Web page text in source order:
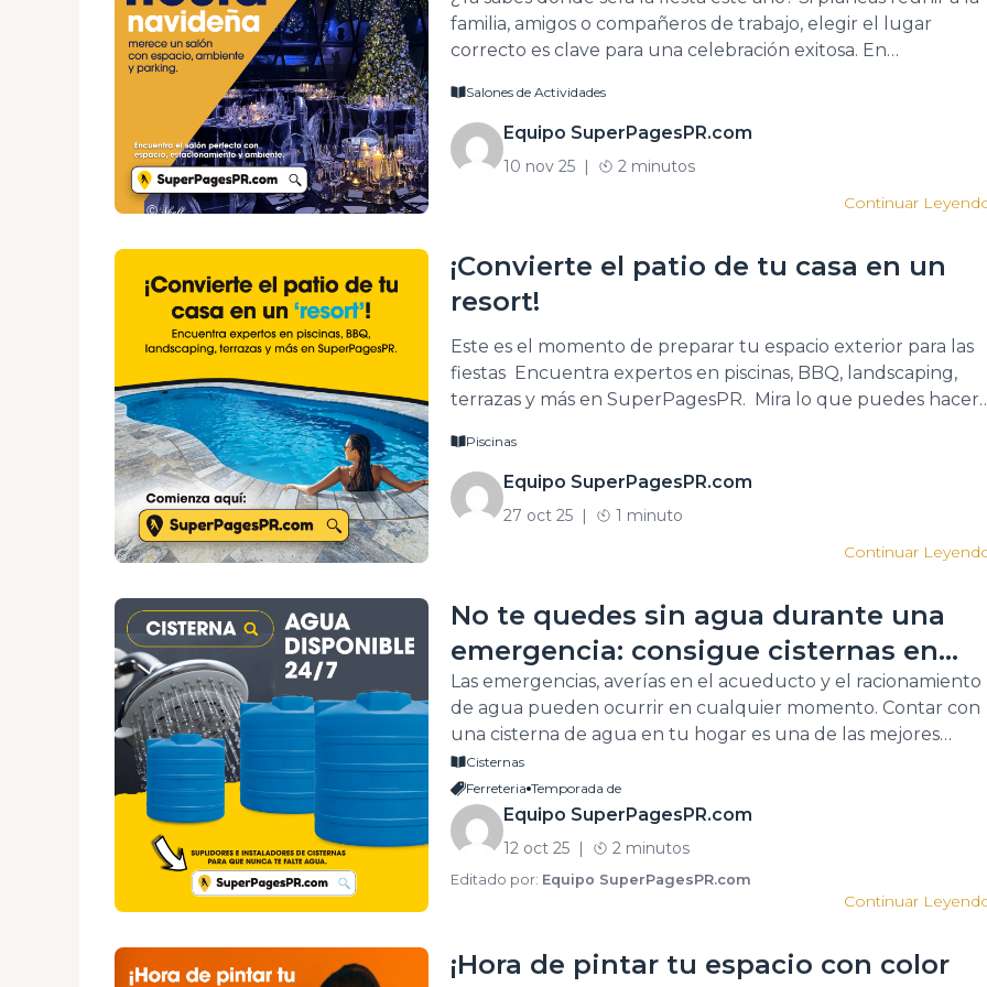
familia, amigos o compañeros de trabajo, elegir el lugar
correcto es clave para una celebración exitosa. En
actividades en Puerto Rico, con el espacio, facilidades y
estacionamiento que necesitas para tu evento. Celebra a lo
grande […]
Salones de Actividades
Equipo SuperPagesPR.com
10 nov 25 |
2 minutos
Continuar
¡Convierte el patio de tu casa en un
resort!
Este es el momento de preparar tu espacio exterior para las
fiestas Encuentra expertos en piscinas, BBQ, landscaping,
terrazas y más en SuperPagesPR. Mira lo que puedes hacer
https://superpagespr.com/…/landscaping-%28jardineria…
https://superpagespr.com/…/puerto…/c/terrazas-de-madera
Piscinas
Equipo SuperPagesPR.com
27 oct 25 |
1 minuto
Continuar
No te quedes sin agua durante una
emergencia: consigue cisternas en
Puerto Rico
Las emergencias, averías en el acueducto y el racionamiento
de agua pueden ocurrir en cualquier momento. Contar con
una cisterna de agua en tu hogar es una de las mejores
formas de garantizar tranquilidad y continuidad en tu día a
día. En SuperpagesPR puedes encontrar suplidores e
instaladores de cisternas en Puerto Rico, de manera […]
Cisternas
Ferreteria Temporada de
Equipo SuperPagesPR.com
12 oct 25 2 minutos
Editado por: Equipo SuperPagesPR.com
Continuar
¡Hora de pintar tu espacio con color